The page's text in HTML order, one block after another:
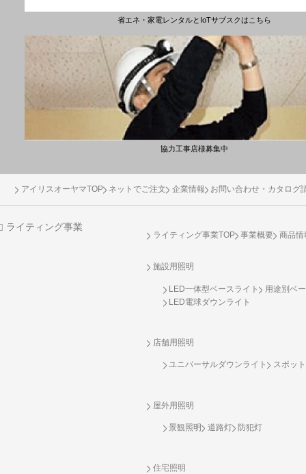
省エネ・家電レンタルとIoTサブスクはこちら
協力工事店様募集中
アイリスオーヤマTOP ネットでご注文 企業情報 お問い合わせ・カタログ
ライティング事業
ライティング事業TOP 事業概要 商品情
施設用照明
LED一体型ベースライト
用途別ベ
LED電球ダウンライト
店舗用照明
ユニバーサルダウンライト スポッ
屋外用照明
景観照明 道路灯 防犯灯
住宅照明